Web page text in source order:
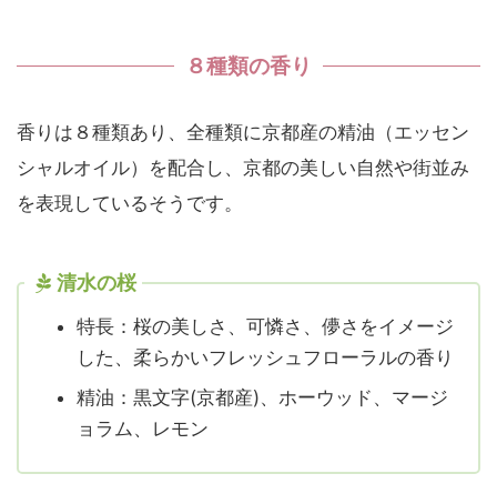
８種類の香り
香りは８種類あり、全種類に京都産の精油（エッセン
シャルオイル）を配合し、京都の美しい自然や街並み
を表現しているそうです。
清水の桜
特長：桜の美しさ、可憐さ、儚さをイメージ
した、柔らかいフレッシュフローラルの香り
精油：黒文字(京都産)、ホーウッド、マージ
ョラム、レモン